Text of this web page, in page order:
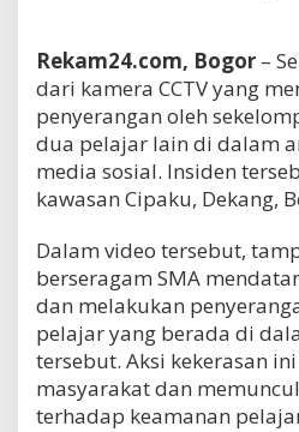
Rekam24.com, Bogor –
dari kamera CCTV yang
penyerangan oleh
dua pelajar lain di dalam
media sosial. Insiden
kawasan Cipaku, Dekang,
Dalam video tersebut,
berseragam SMA
dan melakukan
pelajar yang berada di
tersebut. Aksi kekerasan
masyarakat dan
terhadap keamanan